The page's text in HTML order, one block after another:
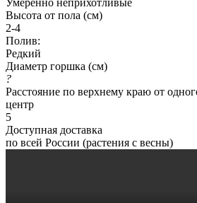
Высота от пола (см)
2-4
Полив:
Редкий
Диаметр горшка (см)
?
Расстояние по верхнему краю от
центр
5
Доступная доставка
по всей России (растения с весны)